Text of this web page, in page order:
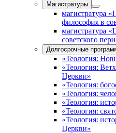
Магистратуры
магистратура
философия в
магистратура
советского
Долгосрочные
«Теология:
«Теология:
Церкви»
«Теология:
«Теология:
«Теология:
«Теология:
«Теология:
Церкви»